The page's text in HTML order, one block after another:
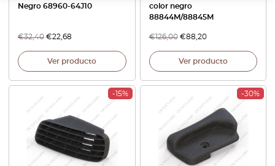
Negro 68960-64J10
€32,40 €22,68
Ver producto
color negro
88844M/88845M
€126,00 €88,20
Ver producto
-15% -30%